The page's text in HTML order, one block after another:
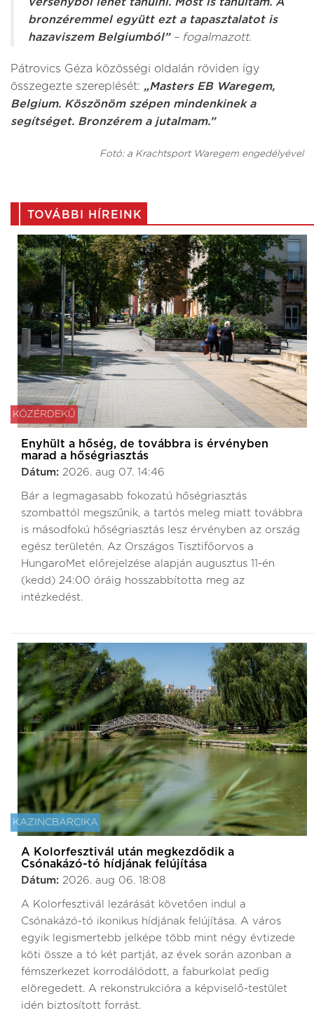
bronzéremmel együtt ezt a tapasztalatot is
hazaviszem Belgiumból” – fogalmazott.
Pátrovics Géza közösségi oldalán röviden így
összegezte szereplését: „Masters EB Waregem,
Belgium. Köszönöm szépen mindenkinek a
segítséget. Bronzérem a jutalmam.”
Fotó: a Krachtsport Waregem engedélyével
TOVÁBBI HÍREINK
KÖZÉRDEKŰ
Enyhült a hőség, de továbbra is érvényben
marad a hőségriasztás
Dátum: 2026. aug 07. 14:46
Bár a legmagasabb fokozatú hőségriasztás
szombattól megszűnik, a tartós meleg miatt továbbra
is másodfokú hőségriasztás lesz érvényben az ország
egész területén. Az Országos Tisztifőorvos a
HungaroMet előrejelzése alapján augusztus 11-én
(kedd) 24:00 óráig hosszabbította meg az
intézkedést.
KAZINCBARCIKA
A Kolorfesztivál után megkezdődik a
Csónakázó-tó hídjának felújítása
Dátum: 2026. aug 06. 18:08
A Kolorfesztivál lezárását követően indul a
Csónakázó-tó ikonikus hídjának felújítása. A város
egyik legismertebb jelképe több mint négy évtizede
köti össze a tó két partját, az évek során azonban a
fémszerkezet korrodálódott, a faburkolat pedig
elöregedett. A rekonstrukcióra a képviselő-testület
idén biztosított forrást.